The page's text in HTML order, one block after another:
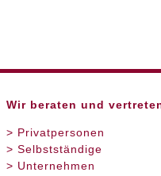
Wir beraten und
> Privatpersonen
> Selbstständige
> Unternehmen